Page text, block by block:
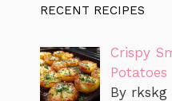
RECENT RECIPES
Crispy
Potatoes
By rkskg